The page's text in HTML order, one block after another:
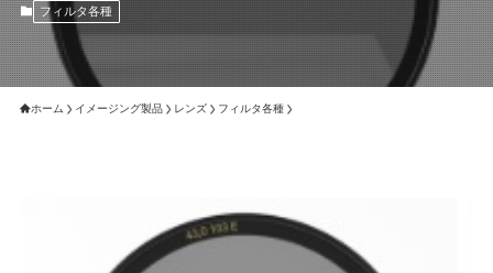
フィルタ各種
ホーム イメージング製品 レンズ フィルタ各種